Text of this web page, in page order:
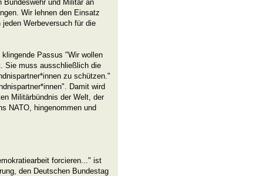
und Militär an
Wir lehnen den Einsatz
Werbeversuch für die
Passus "Wir wollen
Sie muss ausschließlich die
zu schützen."
Damit wird
Militärbündnis der Welt, der
NATO, hingenommen und
forcieren..." ist
den Deutschen Bundestag